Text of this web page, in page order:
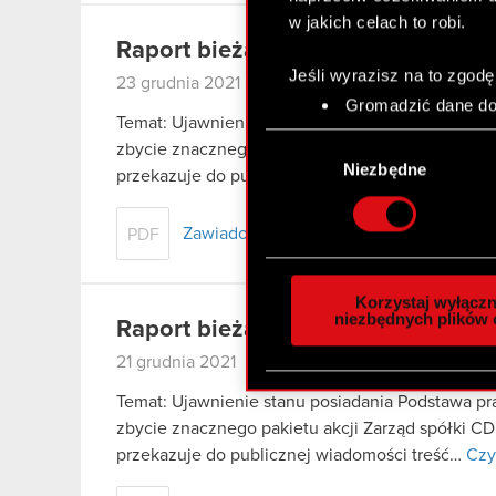
w jakich celach to robi.
Jeśli wyrazisz na to
Gromadzić dane
Identyfikować
Dowiedz się więcej
szczegółów . W
Wykorzystujemy pliki
społecznościowym,
otrzymanymi od Ciebie
zgadasz się na używanie
Niezbędne
Korzystaj
niezbędnych plików
Raport bieżący nr 47/2021
23 grudnia 2021
Temat: Ujawnienie stanu posiadania Podstawa
zbycie znacznego pakietu akcji Zarząd spółki CD
przekazuje do publicznej wiadomości treść…
PDF Zawiadomienie Goldman Sachs
Raport bieżący nr 46/2021
21 grudnia 2021
Temat: Ujawnienie stanu posiadania Podstawa
zbycie znacznego pakietu akcji Zarząd spółki CD
przekazuje do publicznej wiadomości treść…